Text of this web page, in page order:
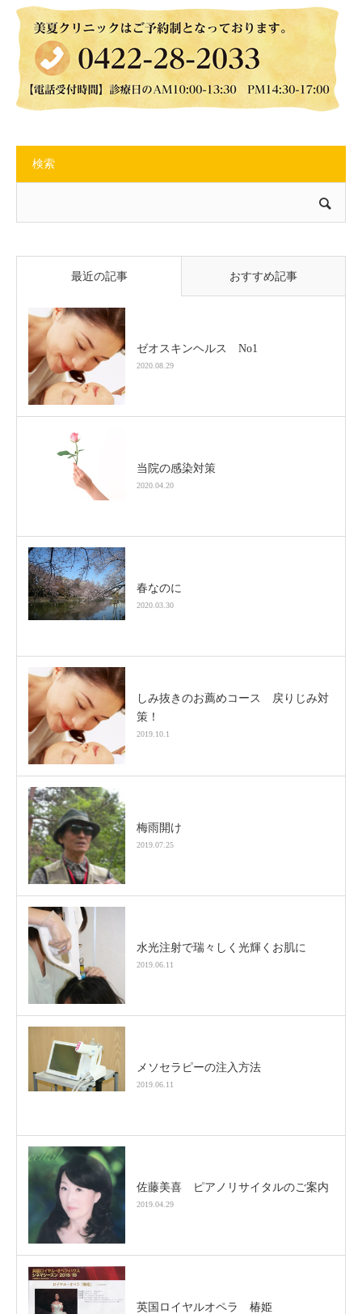
検索
最近の記事 おすすめ記事
ゼオスキンヘルス No1
2020.08.29
当院の感染対策
2020.04.20
春なのに
2020.03.30
しみ抜きのお薦めコース 戻りじみ対
策！
2019.10.1
梅雨開け
2019.07.25
水光注射で瑞々しく光輝くお肌に
2019.06.11
メソセラピーの注入方法
2019.06.11
佐藤美喜 ピアノリサイタルのご案内
2019.04.29
英国ロイヤルオペラ 椿姫